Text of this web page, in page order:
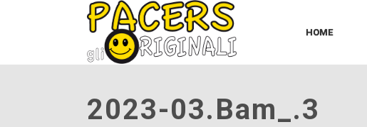
HOME
2023-03.bam_.3